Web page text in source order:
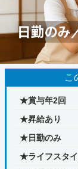
こ
★賞与年2回
★昇給あり
★日勤のみ
★ライフスタ